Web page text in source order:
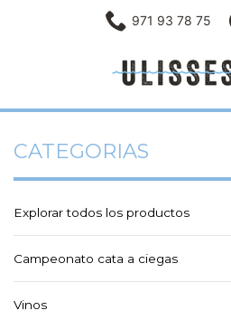
971 93 78 75
CATEGORIAS
Explorar todos los productos
Campeonato cata a ciegas
Vinos